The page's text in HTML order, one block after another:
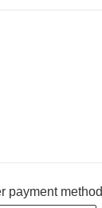
payment method